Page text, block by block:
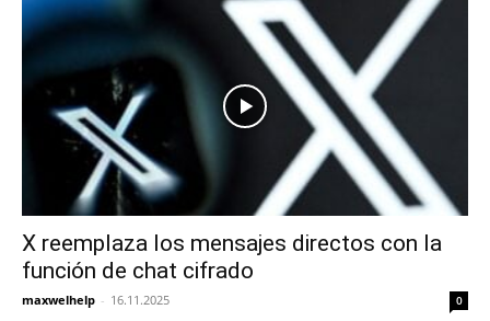
X reemplaza los mensajes directos con la
función de chat cifrado
maxwelhelp - 16.11.2025 0